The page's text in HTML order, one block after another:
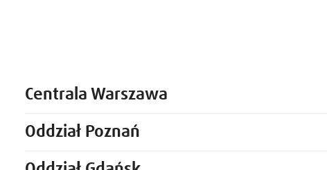
Centrala Warszawa
Oddział Poznań